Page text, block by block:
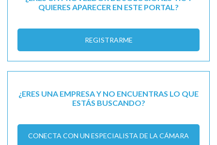
QUIERES APARECER EN ESTE PORTAL?
REGISTRARME
¿ERES UNA EMPRESA Y NO ENCUENTRAS LO QUE
ESTÁS BUSCANDO?
CONECTA CON UN ESPECIALISTA DE LA CÁMARA